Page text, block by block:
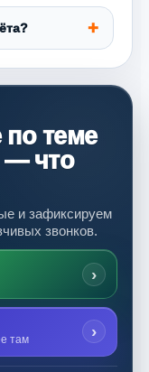
теме
— что
и зафиксируем
звонков.
›
там ›